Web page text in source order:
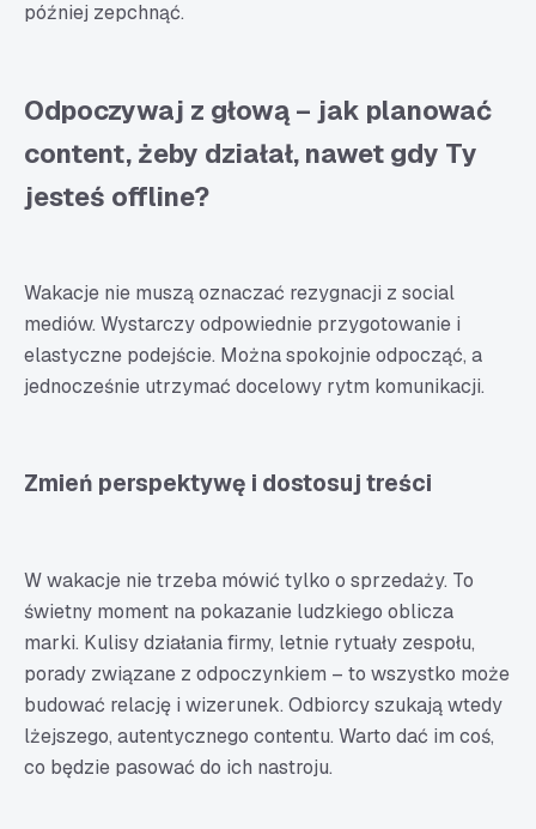
później zepchnąć.
Odpoczywaj z głową – jak planować
content, żeby działał, nawet gdy Ty
jesteś offline?
Wakacje nie muszą oznaczać rezygnacji z social
mediów. Wystarczy odpowiednie przygotowanie i
elastyczne podejście. Można spokojnie odpocząć, a
jednocześnie utrzymać docelowy rytm komunikacji.
Zmień perspektywę i dostosuj treści
W wakacje nie trzeba mówić tylko o sprzedaży. To
świetny moment na pokazanie ludzkiego oblicza
marki. Kulisy działania firmy, letnie rytuały zespołu,
porady związane z odpoczynkiem – to wszystko może
budować relację i wizerunek. Odbiorcy szukają wtedy
lżejszego, autentycznego contentu. Warto dać im coś,
co będzie pasować do ich nastroju.